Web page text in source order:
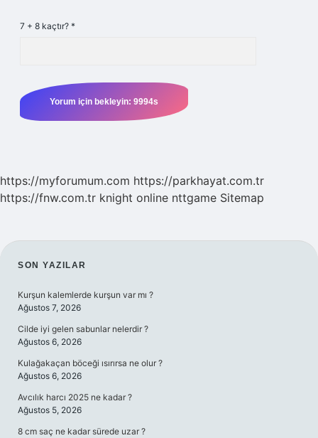
7 + 8 kaçtır? *
https://myforumum.com https://parkhayat.com.tr
https://fnw.com.tr knight online nttgame Sitemap
SIDEBAR
SON YAZILAR
Kurşun kalemlerde kurşun var mı ?
Ağustos 7, 2026
Cilde iyi gelen sabunlar nelerdir ?
Ağustos 6, 2026
Kulağakaçan böceği ısırırsa ne olur ?
Ağustos 6, 2026
Avcılık harcı 2025 ne kadar ?
Ağustos 5, 2026
8 cm saç ne kadar sürede uzar ?